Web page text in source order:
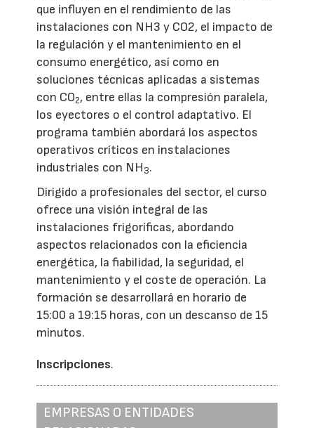
que influyen en el rendimiento de las
instalaciones con NH3 y CO2, el impacto de
la regulación y el mantenimiento en el
consumo energético, así como en
soluciones técnicas aplicadas a sistemas
con CO2, entre ellas la compresión paralela,
los eyectores o el control adaptativo. El
programa también abordará los aspectos
operativos críticos en instalaciones
industriales con NH3.
Dirigido a profesionales del sector, el curso
ofrece una visión integral de las
instalaciones frigoríficas, abordando
aspectos relacionados con la eficiencia
energética, la fiabilidad, la seguridad, el
mantenimiento y el coste de operación. La
formación se desarrollará en horario de
15:00 a 19:15 horas, con un descanso de 15
minutos.
Inscripciones.
EMPRESAS O ENTIDADES